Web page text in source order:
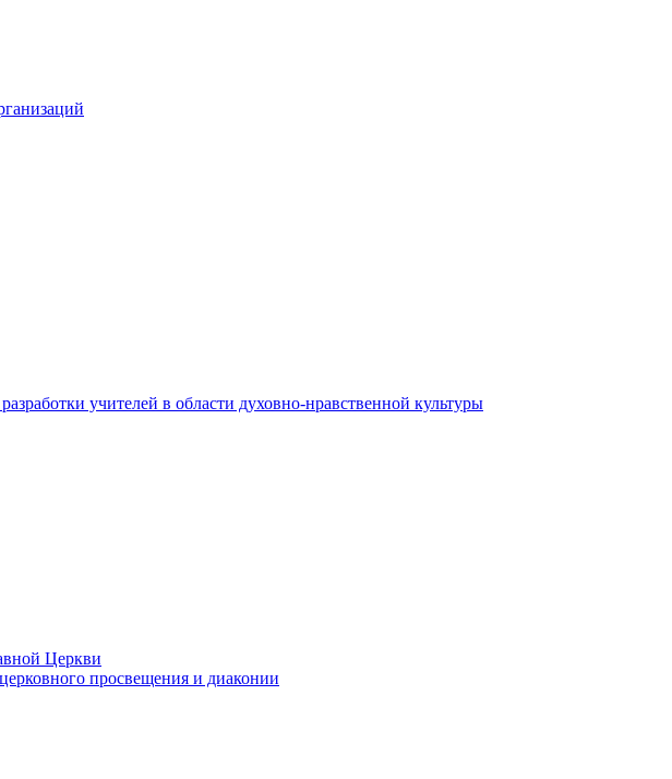
учителей в области духовно-нравственной культуры
Церкви
просвещения и диаконии